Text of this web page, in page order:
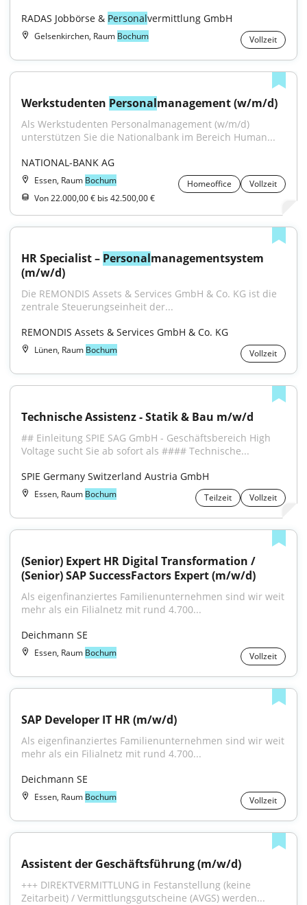
RADAS Jobbörse & Personalvermittlung GmbH
Gelsenkirchen, Raum Bochum Vollzeit
Werkstudenten Personalmanagement (w/m/d)
Als Werkstudenten Personalmanagement (w/m/d)
unterstützen Sie die Nationalbank im Bereich Human...
NATIONAL-BANK AG
Essen, Raum Bochum Homeoffice
Vollzeit
Von 22.000,00 € bis 42.500,00 €
HR Specialist – Personalmanagementsystem
(m/w/d)
Die REMONDIS Assets & Services GmbH & Co. KG ist die
zentrale Steuerungseinheit der...
REMONDIS Assets & Services GmbH & Co. KG
Lünen, Raum Bochum Vollzeit
Technische Assistenz - Statik & Bau m/w/d
## Einleitung SPIE SAG GmbH - Geschäftsbereich High
Voltage sucht Sie ab sofort als #### Technische...
SPIE Germany Switzerland Austria GmbH
Essen, Raum Bochum Teilzeit Vollzeit
(Senior) Expert HR Digital Transformation /
(Senior) SAP SuccessFactors Expert (m/w/d)
Als eigenfinanziertes Familienunternehmen sind wir weit
mehr als ein Filialnetz mit rund 4.700...
Deichmann SE
Essen, Raum Bochum Vollzeit
SAP Developer IT HR (m/w/d)
Als eigenfinanziertes Familienunternehmen sind wir weit
mehr als ein Filialnetz mit rund 4.700...
Deichmann SE
Essen, Raum Bochum Vollzeit
Assistent der Geschäftsführung (m/w/d)
+++ DIREKTVERMITTLUNG in Festanstellung (keine
Zeitarbeit) / Vermittlungsgutscheine (AVGS) werden...